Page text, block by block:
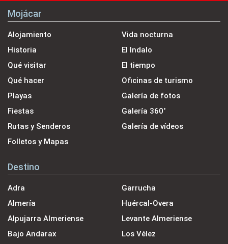
Mojácar
Alojamiento
Historia
Qué visitar
Qué hacer
Playas
Fiestas
Rutas y Senderos
Folletos y Mapas
Vida nocturna
El Indalo
El tiempo
Oficinas de turismo
Galería de fotos
Galería 360˚
Galería de vídeos
Destino
Adra
Almería
Alpujarra Almeriense
Bajo Andarax
Garrucha
Huércal-Overa
Levante Almeriense
Los Vélez